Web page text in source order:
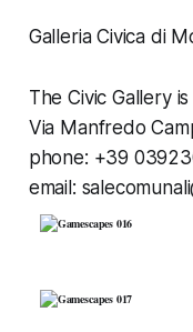
Galleria Civica di
The Civic Gallery
Via Manfredo
phone: +39
email: